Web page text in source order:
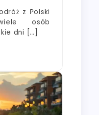
z Polski
osób
dni […]